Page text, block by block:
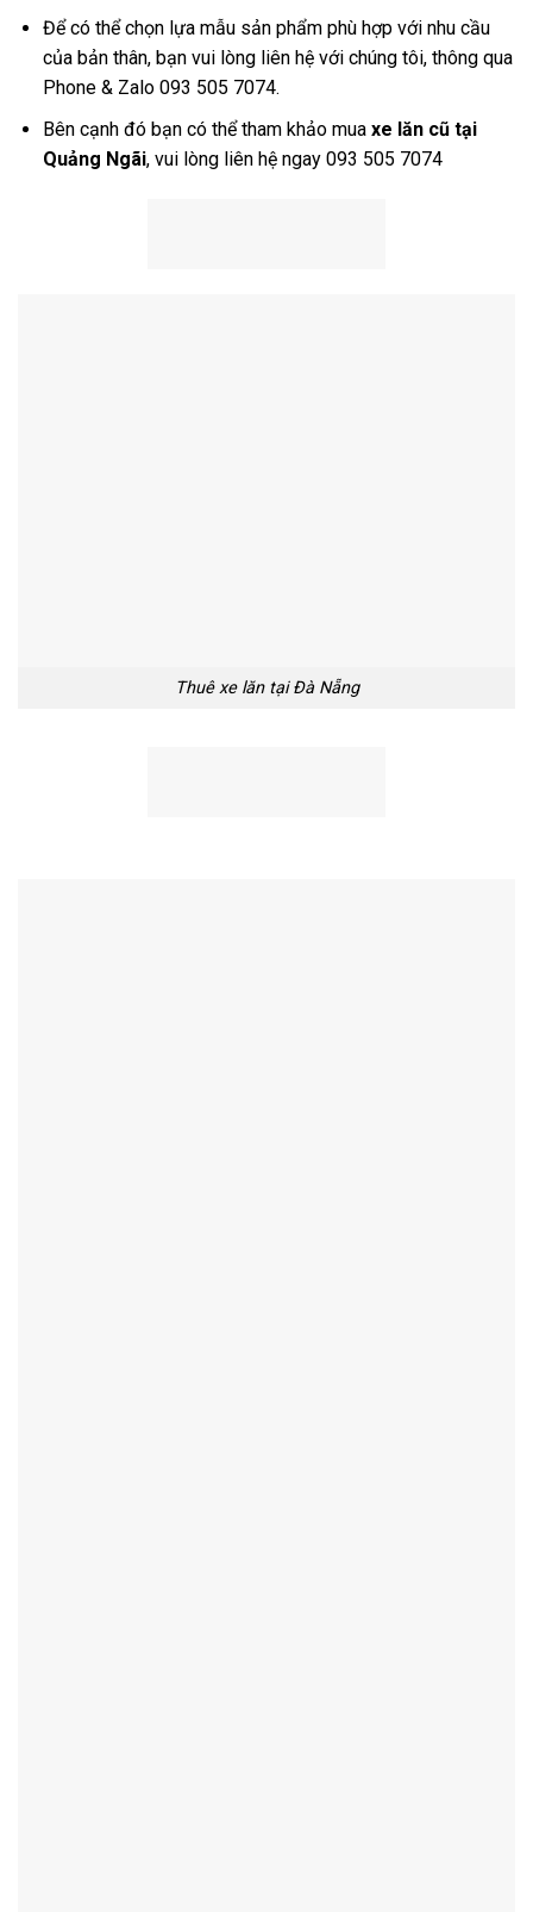
Để có thể chọn lựa mẫu sản phẩm phù hợp với nhu cầu
của bản thân, bạn vui lòng liên hệ với chúng tôi, thông qua
Phone & Zalo 093 505 7074.
Bên cạnh đó bạn có thể tham khảo mua xe lăn cũ tại
Quảng Ngãi, vui lòng liên hệ ngay 093 505 7074
Thuê xe lăn tại Đà Nẵng